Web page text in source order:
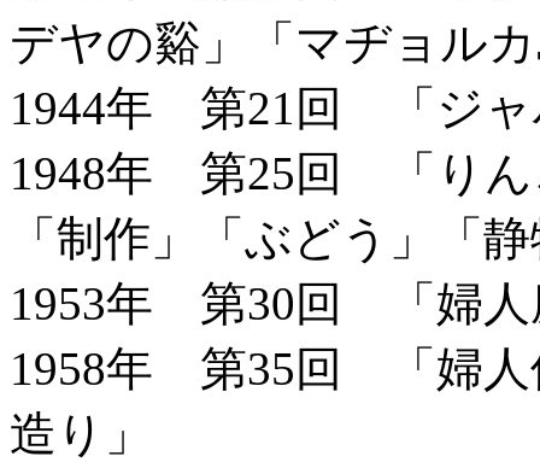
デヤの谿」「マヂョル
1944年 第21回 「ジャ
1948年 第25回 「りん
「制作」「ぶどう」「
1953年 第30回 「婦人
1958年 第35回 「婦人
造り」